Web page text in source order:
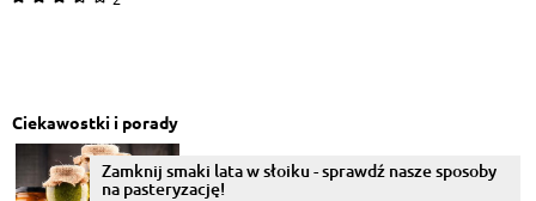
Ciekawostki i porady
Zamknij smaki lata w słoiku - sprawdź nasze sposoby
na pasteryzację!